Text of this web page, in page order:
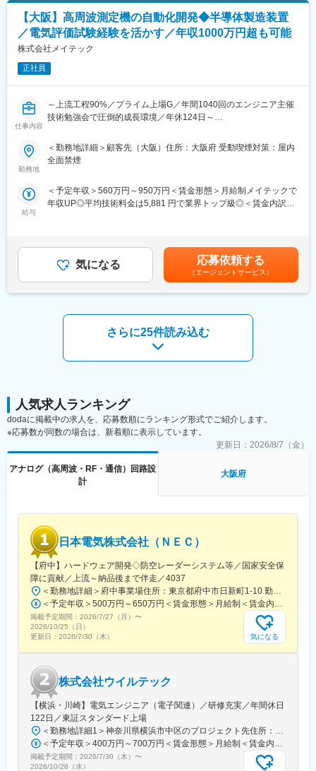
テム開発・インフラ設計・評価検証業務等を提供しております。
さらには、近年需要が拡大しているRPA・IoT・UWB・ドロー
ン・セキュリティ等の最新技術の活用についても精力的に取り組
んでおります。また、エンジニアとして生涯活躍できる人材を育
■製品：
高周波測定機
【開発環境】
高周波測定機の自動化開発に携わることができ、将来的には半導
体デバイスの設計・開発や通信インフラ機器の開発に携わること
技術、IoTデバイスなどの最前線で活躍できるチャンスが広がり、
高精度な計測システムの設計や最適化業務へのキャリアアップが
＜魅力＞
◎エンジニアとしての市場価値向上が年収に直結する評価制度
◎業界や職種を超えたメイテックの仲間とつながり自主勉強会も
含め技術力を研鑽可能
◎最先端の技術情報を知る担当営業とともに身に着けるべき技術
や経験すべき業界を考え、キャリアを形成できる戦略的ローテー
ション制度
術力への圧倒的信頼
◎技術単価平均5881円のハイレベルなPJTを担当可能
ソリューションズ株式会社、株式会社ニコン、株式会社日立ハイ
テク、本田技研工業株式会社、株式会社デンソーテン、株式会社
ＳＵＢＡＲＵ、ヤマハ発動機株式会社、トヨタ自動車株式会社等
取引先4,000社（グループ計）
【大阪】高周波測定機の自動化開発◆半導体製造装置
／電気評価試験経験を活かす／年収1000万円超も可能
株式会社メイテック
正社員
仕事内容
～上流工程90%／プライム上場G／年間1040回のエンジニア主催
技術勉強会で圧倒的成長環境／年休124日～
■業務内容：
半導体製造装置の高周波測定機自動化に向けた新規開発業務で
【業務概要】
BAWフィルターの開発に伴う自動計測器の新規開発において、半
また、一部英語を使用しシンガポール社員とのやり取りもご対応
いただく可能性がございます。
■製品：
体デバイスの設計・開発や通信インフラ機器の開発に携わること
が可能です。高周波測定機器の知見を得ることで、無線通信、4G
技術、IoTデバイスなどの最前線で活躍できるチャンスが広がり、
高精度な計測システムの設計や最適化業務へのキャリアアップが
＜魅力＞
◎エンジニアとしての市場価値向上が年収に直結する評価制度
（年収1000万円越えの現役エンジニアも在籍）
◎年間1040回のエンジニア主催技術勉強会で圧倒的成長環境
◎業界や職種を超えたメイテックの仲間とつながり自主勉強会も
含め技術力を研鑽可能
◎最先端の技術情報を知る担当営業とともに身に着けるべき技術
や経験すべき業界を考え、キャリアを形成できる戦略的ローテー
ション制度
◎配属先メーカーの現場新入社員OJT・技術指導を担うほどの技
術力への圧倒的信頼
◎技術単価平均5881円のハイレベルなPJTを担当可能
◎上流工程PJTが約90%
■主要取引先TOP10(2025年3月期)／敬称略
ソリューションズ株式会社、株式会社ニコン、株式会社日立ハイ
テク、本田技研工業株式会社、株式会社デンソーテン、株式会社
ＳＵＢＡＲＵ、ヤマハ発動機株式会社、トヨタ自動車株式会社等
取引先4,000社（グループ計）
勤務地
＜勤務地詳細＞顧客先（大阪）住所：大阪府 受動喫煙対策：屋内
全面禁煙
給与
＜予定年収＞560万円～950万円＜賃金形態＞月給制メイテックで
年収UP◎平均技術料金は5,881 円で業界トップ級◎＜賃金内訳＞
通信手当賃金はあくまでも目安の金額であり、選考を通じて上下
する可能性があります。月給(月額)は固定手当を含めた表記です。
気になる 応募依頼する
（エージェントサービス）
さらに25件読み込む
人気求人ランキング
dodaに掲載中の求人を、応募数順にランキング形式でご紹介します。
※応募数が同数の場合は、新着順に表示しています。
更新日： 2026/8/7（金）
アナログ（高周波・RF・通信）回路設
計
大阪府
日本電気株式会社（ＮＥＣ）
【府中】ハードウェア開発◇防空レーダーシステム等／国家安全保
障に貢献／上流～納品後まで伴走／4037
＜勤務地詳細＞府中事業場住所：東京都府中市日新町1-10 勤務地最寄駅：JR南武線／西府駅受動喫煙対策：屋内全面禁煙変更の範囲：会社の定める場所（該当する場合はテレワークを行う場所を含む）
＜予定年収＞500万円～650万円＜賃金形態＞月給制＜賃金内訳＞月額（基本給）：300,000円～400,000円＜月給＞300,000円～400,000円＜昇給有無＞有＜残業手当＞有＜給与補足＞※経験、実績、能力等を考慮の上、規程により優遇■昇給：年1回、賞与：年2回（実績・業績連動型）賃金はあくまでも目安の金額であり、選考を通じて上下する可能性があります。月給(月額)は固定手当を含めた表記です。
掲載予定期間： 2026/7/27（月） 〜
2026/10/25（日）
更新日： 2026/7/30（木） 気になる
株式会社ウイルテック
【横浜・川崎】電気エンジニア（電子関連）／研修充実／年間休日
122日／東証スタンダード上場
＜勤務地詳細1＞神奈川県横浜市中区のプロジェクト先住所：神奈川県横浜市中区 受動喫煙対策：屋内全面禁煙＜勤務地詳細2＞神奈川県川崎市のプロジェクト先住所：神奈川県川崎市川崎区 受動喫煙対策：屋内全面禁煙変更の範囲：会社の定める事業所
＜予定年収＞400万円～700万円＜賃金形態＞月給制＜賃金内訳＞月額（基本給）：250,000円～500,000円＜月給＞250,000円～500,000円＜昇給有無＞有＜残業手当＞有＜給与補足＞※年収は応相談となります。※賞与年2 回、または賞与見込み月給設定の場合あり■給与改定：年1回（5月）■賞与（業績連動）：年2回（夏季、冬季）賃金はあくまでも目安の金額であり、選考を通じて上下する可能性があります。月給(月額)は固定手当を含めた表記です。
掲載予定期間： 2026/7/30（木） 〜
2026/10/28（水）